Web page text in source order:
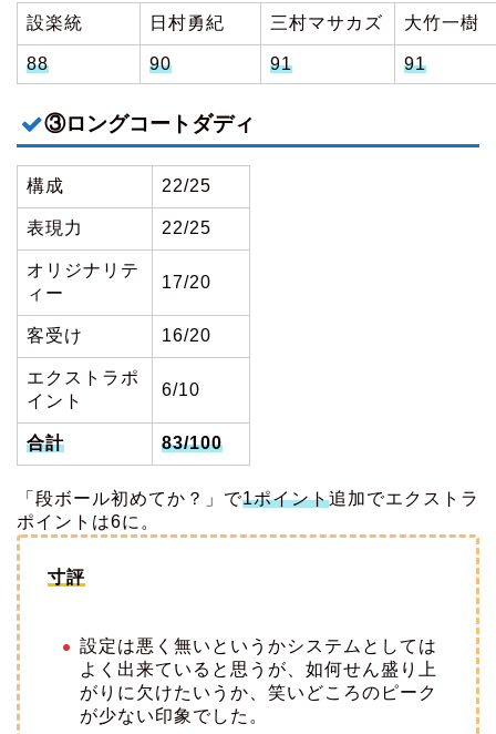
設楽統
日村勇紀 三村マサカズ 大竹一樹
88 90 91 91
③ロングコートダディ
構成 22/25
表現力 22/25
オリジナリテ
ィー
17/20
客受け 16/20
エクストラポ
イント
6/10
合計 83/100
「段ボール初めてか？」で1ポイント追加でエクストラ
ポイントは6に。
寸評
設定は悪く無いというかシステムとしては
よく出来ていると思うが、如何せん盛り上
がりに欠けたいうか、笑いどころのピーク
が少ない印象でした。